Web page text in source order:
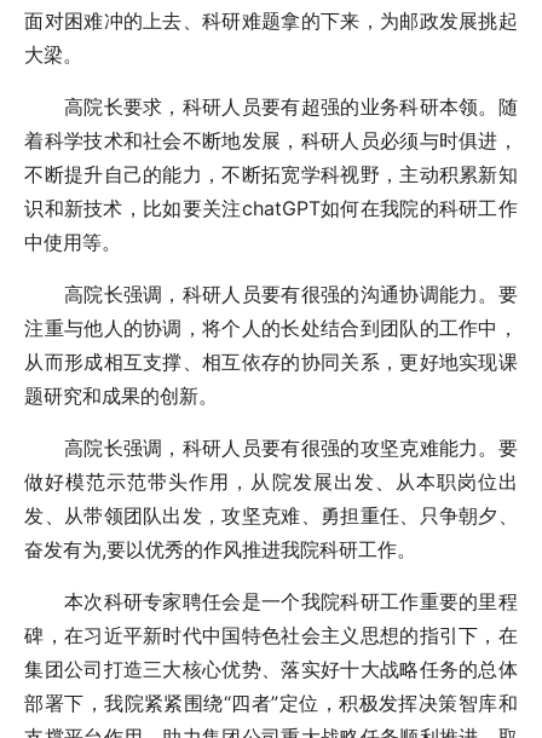
面对困难冲的上去、科研难题拿的下来，为邮政发展挑起
大梁。
高院长要求，科研人员要有超强的业务科研本领。随
着科学技术和社会不断地发展，科研人员必须与时俱进，
不断提升自己的能力，不断拓宽学科视野，主动积累新知
识和新技术，比如要关注chatGPT如何在我院的科研工作
中使用等。
高院长强调，科研人员要有很强的沟通协调能力。要
注重与他人的协调，将个人的长处结合到团队的工作中，
从而形成相互支撑、相互依存的协同关系，更好地实现课
题研究和成果的创新。
高院长强调，科研人员要有很强的攻坚克难能力。要
做好模范示范带头作用，从院发展出发、从本职岗位出
发、从带领团队出发，攻坚克难、勇担重任、只争朝夕、
奋发有为,要以优秀的作风推进我院科研工作。
本次科研专家聘任会是一个我院科研工作重要的里程
碑，在习近平新时代中国特色社会主义思想的指引下，在
集团公司打造三大核心优势、落实好十大战略任务的总体
部署下，我院紧紧围绕“四者”定位，积极发挥决策智库和